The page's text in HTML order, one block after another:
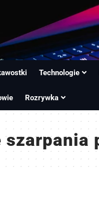
Technologie
Rozrywka
szarpania